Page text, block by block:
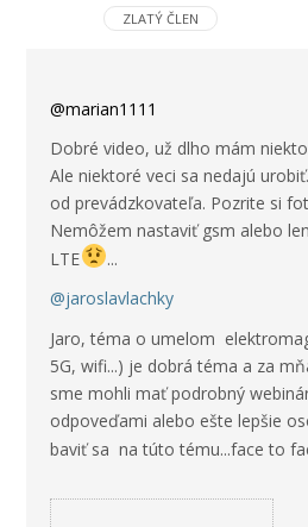
ZLATÝ ČLEN
@marian1111
Dobré video, už dlho mám
Ale niektoré veci sa nedajú
od prevádzkovateľa. Pozrite si
Nemôžem nastaviť gsm alebo
LTE
...
@jaroslavlachky
Jaro, téma o umelom
5G, wifi...) je dobrá téma a za
sme mohli mať podrobný
odpoveďami alebo ešte lepšie
baviť sa na túto tému...face to